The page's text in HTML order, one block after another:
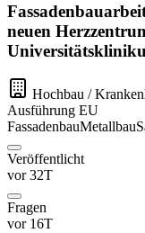
neuen
Hochbau /
Ausführung EU
FassadenbauMetallbau
Veröffentlicht
vor 32T
Fragen
vor 16T